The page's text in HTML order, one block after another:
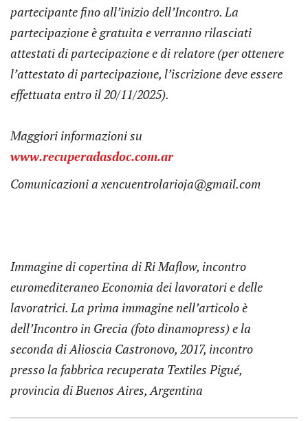
partecipante fino all’inizio dell’Incontro. La
partecipazione è gratuita e verranno rilasciati
attestati di partecipazione e di relatore (per ottenere
l’attestato di partecipazione, l’iscrizione deve essere
effettuata entro il 20/11/2025).
Maggiori informazioni su
www.recuperadasdoc.com.ar
Comunicazioni a xencuentrolarioja@gmail.com
Immagine di copertina di Ri Maflow, incontro
euromediteraneo Economia dei lavoratori e delle
lavoratrici. La prima immagine nell’articolo è
dell’Incontro in Grecia (foto dinamopress) e la
seconda di Alioscia Castronovo, 2017, incontro
presso la fabbrica recuperata Textiles Pigué,
provincia di Buenos Aires, Argentina